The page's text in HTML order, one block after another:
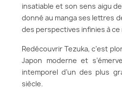
insatiable et son sens aigu
donné au manga ses lettres
des perspectives infinies à ce
Redécouvrir Tezuka, c’est
Japon moderne et
intemporel d’un des plus
siècle.